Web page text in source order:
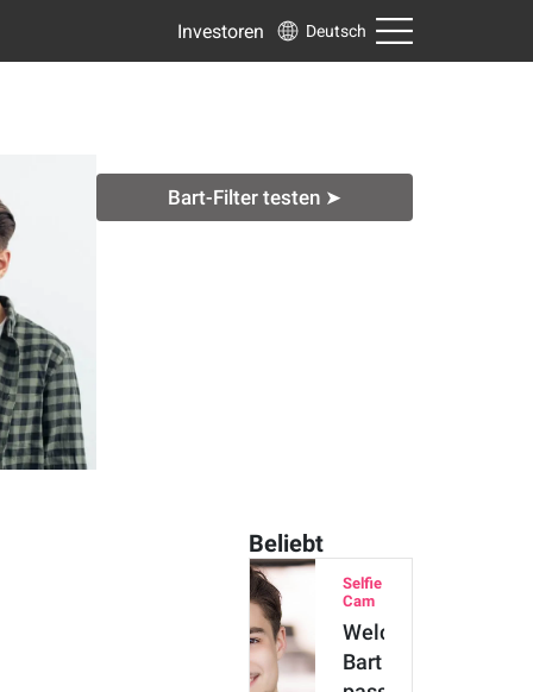
Investoren Deutsch
Bart-Filter testen ➤
Beliebt
Selfie
Cam
Welcher
Bart